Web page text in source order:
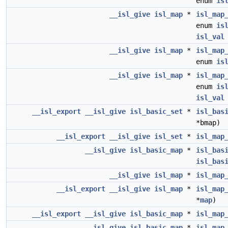
__isl_give isl_map *
enum
isl_val
__isl_give isl_map *
enum
__isl_give isl_map *
enum
isl_val
__isl_export
__isl_give isl_basic_set *
*bmap)
__isl_export
__isl_give isl_set *
__isl_give isl_basic_map *
__isl_give isl_map *
__isl_export
__isl_give isl_map *
*map)
__isl_export
__isl_give isl_basic_map *